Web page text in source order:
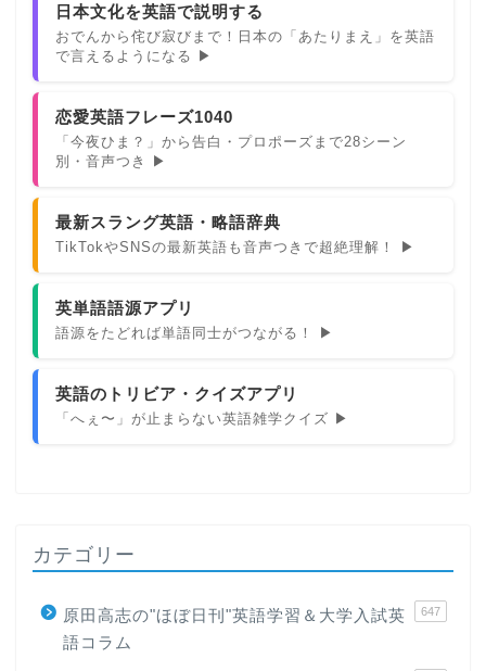
日本文化を英語で説明する
おでんから侘び寂びまで！日本の「あたりまえ」を英語
で言えるようになる ▶
恋愛英語フレーズ1040
「今夜ひま？」から告白・プロポーズまで28シーン
別・音声つき ▶
最新スラング英語・略語辞典
TikTokやSNSの最新英語も音声つきで超絶理解！ ▶
英単語語源アプリ
語源をたどれば単語同士がつながる！ ▶
英語のトリビア・クイズアプリ
「へぇ〜」が止まらない英語雑学クイズ ▶
カテゴリー
原田高志の"ほぼ日刊"英語学習＆大学入試英
語コラム
647